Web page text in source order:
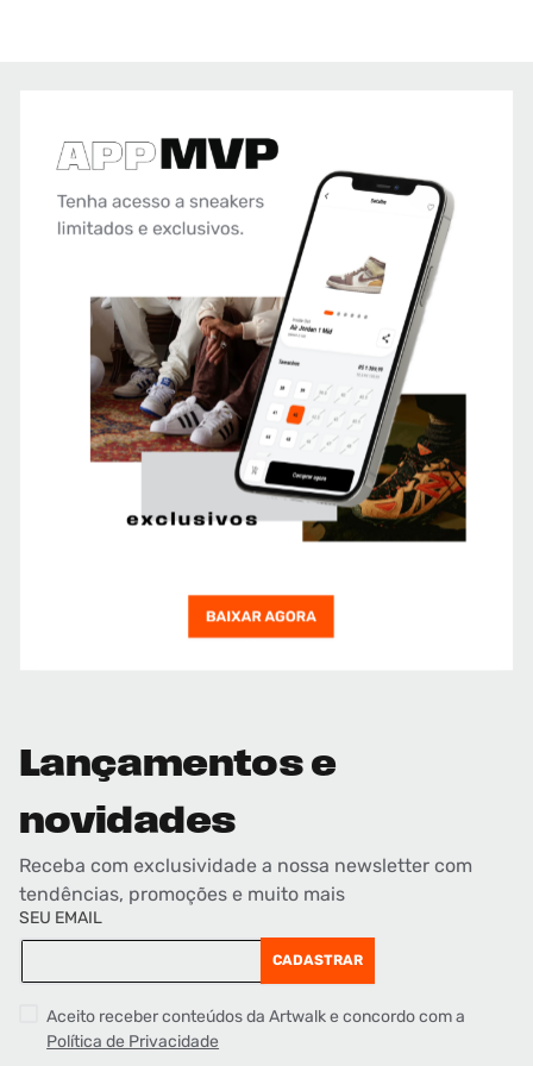
Lançamentos e
novidades
Receba com exclusividade a nossa newsletter com
tendências, promoções e muito mais
SEU EMAIL
CADASTRAR
Aceito receber conteúdos da Artwalk e concordo com a
Política de Privacidade